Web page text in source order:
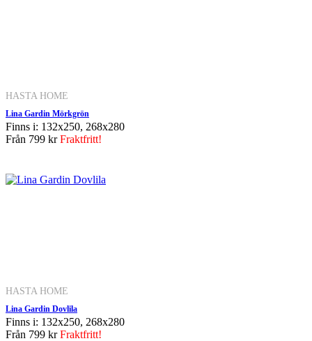
HASTA HOME
Lina Gardin Mörkgrön
Finns i: 132x250, 268x280
Från 799 krFraktfritt!
HASTA HOME
Lina Gardin Dovlila
Finns i: 132x250, 268x280
Från 799 krFraktfritt!